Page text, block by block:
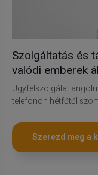
Szolgáltatás és
valódi emberek
Ügyfélszolgálat
telefonon hétfőtől
Szerezd meg a